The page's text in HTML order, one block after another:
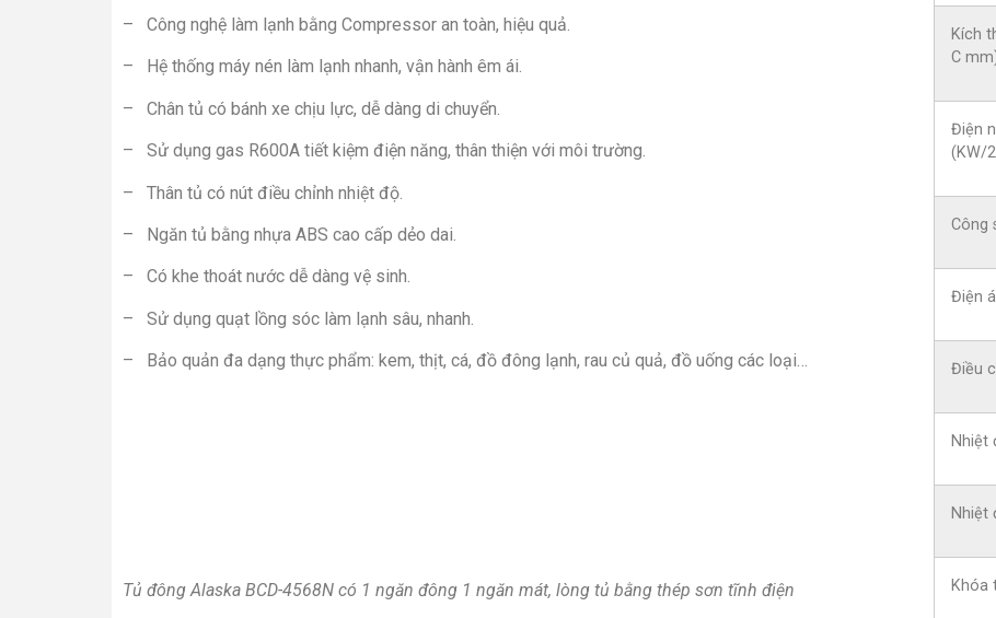
– Công nghệ làm lạnh bằng Compressor an toàn, hiệu quả.
– Hệ thống máy nén làm lạnh nhanh, vận hành êm ái.
– Chân tủ có bánh xe chịu lực, dễ dàng di chuyển.
– Sử dụng gas R600A tiết kiệm điện năng, thân thiện với môi trường.
– Thân tủ có nút điều chỉnh nhiệt độ.
– Ngăn tủ bằng nhựa ABS cao cấp dẻo dai.
– Có khe thoát nước dễ dàng vệ sinh.
– Sử dụng quạt lồng sóc làm lạnh sâu, nhanh.
– Bảo quản đa dạng thực phẩm: kem, thịt, cá, đồ đông lạnh, rau củ quả, đồ uống các loại…
Tủ đông Alaska BCD-4568N có 1 ngăn đông 1 ngăn mát, lòng tủ bằng thép sơn tĩnh điện
Kích
C
Điện
(KW/
Công
Điện
Điều
Nhiệt
Nhiệt
Khóa